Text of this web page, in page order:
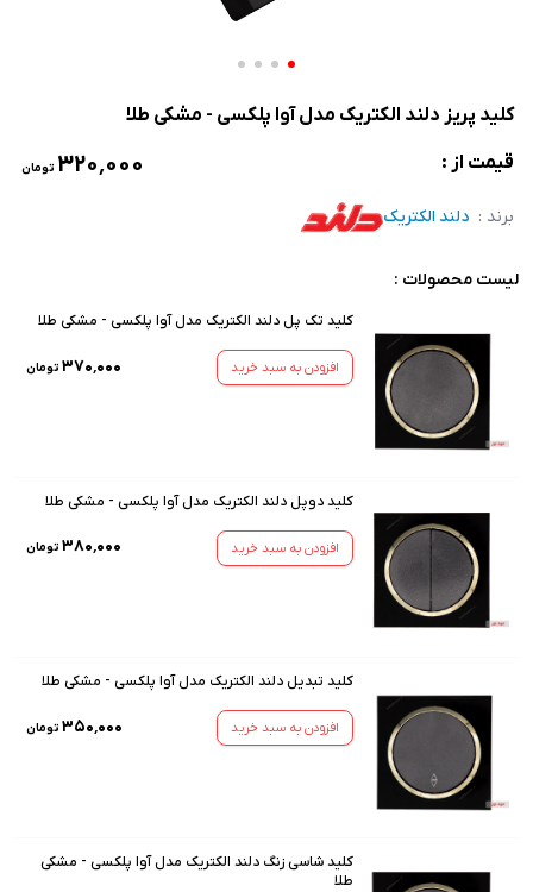
کلید پریز دلند الکتریک مدل آوا پلکسی - مشکی طلا
قیمت از :
۳۲۰٬۰۰۰ تومان
برند : دلند الکتریک
لیست محصولات :
کلید تک پل دلند الکتریک مدل آوا پلکسی - مشکی طلا
افزودن به سبد خرید ۳۷۰٬۰۰۰ تومان
کلید دوپل دلند الکتریک مدل آوا پلکسی - مشکی طلا
افزودن به سبد خرید ۳۸۰٬۰۰۰ تومان
کلید تبدیل دلند الکتریک مدل آوا پلکسی - مشکی طلا
افزودن به سبد خرید ۳۵۰٬۰۰۰ تومان
کلید شاسی زنگ دلند الکتریک مدل آوا پلکسی - مشکی
طلا